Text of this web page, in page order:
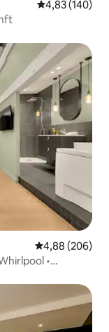
4,83 (140)
4,88 (206)
•